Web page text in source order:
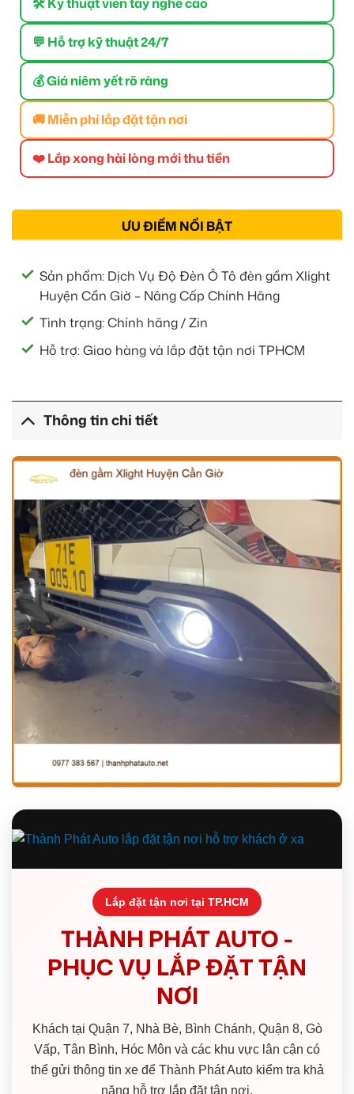
💬 Hỗ trợ kỹ thuật 24/7
💰 Giá niêm yết rõ ràng
🚚 Miễn phí lắp đặt tận nơi
❤️ Lắp xong hài lòng mới thu tiền
ƯU ĐIỂM NỔI BẬT
Sản phẩm: Dịch Vụ Độ Đèn Ô Tô đèn gầm Xlight
Huyện Cần Giờ – Nâng Cấp Chính Hãng
Tình trạng: Chính hãng / Zin
Hỗ trợ: Giao hàng và lắp đặt tận nơi TPHCM
Thông tin chi tiết
Lắp đặt tận nơi tại TP.HCM
THÀNH PHÁT AUTO -
PHỤC VỤ LẮP ĐẶT TẬN
NƠI
Khách tại Quận 7, Nhà Bè, Bình Chánh, Quận 8, Gò
Vấp, Tân Bình, Hóc Môn và các khu vực lân cận có
thể gửi thông tin xe để Thành Phát Auto kiểm tra khả
năng hỗ trợ lắp đặt tận nơi.